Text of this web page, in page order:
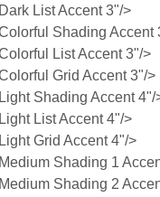
List Accent 3"/>
Shading Accent
List Accent 3"/>
Grid Accent 3"/>
Shading Accent 4"/
List Accent 4"/>
Grid Accent 4"/>
Shading 1
Shading 2